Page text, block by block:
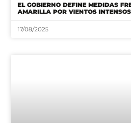
EL GOBIERNO DEFINE MEDIDAS
AMARILLA POR VIENTOS
17/08/2025